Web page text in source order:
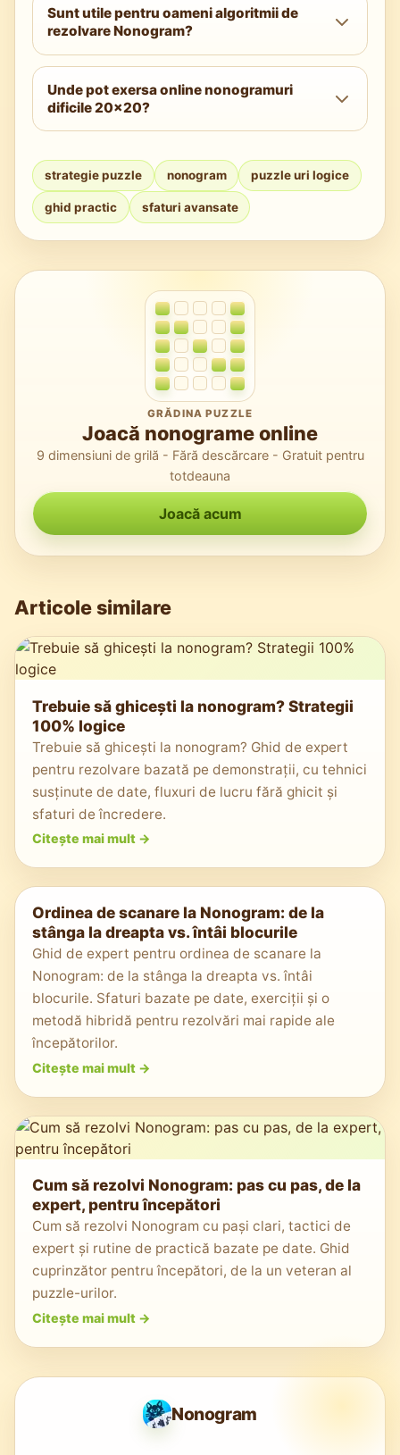
reveni curat.
de paritate și recunoașterea tiparelor (cadre,
scări) reduc constant timpul de rezolvare pe
tablele 20x20+.
Sunt utile pentru oameni algoritmii de
rezolvare Nonogram?
Da. Concepte precum propagarea
constrângerilor și reducerea candidaților se
traduc în fluxuri de lucru umane: calculezi
acționezi pe certitudini.
Unde pot exersa online nonogramuri
dificile 20x20?
table gratuite, rapide și instrumente curate.
Repetițiile regulate îți construiesc ritmul și
precizia pe grile mari și complexe.
strategie puzzle nonogram puzzle uri logice
ghid practic sfaturi avansate
GRĂDINA PUZZLE
Joacă nonograme online
9 dimensiuni de grilă - Fără descărcare - Gratuit pentru
totdeauna
Joacă acum
Articole similare
Trebuie să ghicești la nonogram? Strategii
100% logice
Trebuie să ghicești la nonogram? Ghid de expert
pentru rezolvare bazată pe demonstrații, cu tehnici
susținute de date, fluxuri de lucru fără ghicit și
sfaturi de încredere.
Citește mai mult ->
Ordinea de scanare la Nonogram: de la
stânga la dreapta vs. întâi blocurile
Ghid de expert pentru ordinea de scanare la
Nonogram: de la stânga la dreapta vs. întâi
blocurile. Sfaturi bazate pe date, exerciții și o
metodă hibridă pentru rezolvări mai rapide ale
începătorilor.
Citește mai mult ->
Cum să rezolvi Nonogram: pas cu pas, de la
expert, pentru începători
Cum să rezolvi Nonogram cu pași clari, tactici de
expert și rutine de practică bazate pe date. Ghid
cuprinzător pentru începători, de la un veteran al
puzzle-urilor.
Citește mai mult ->
Nonogram